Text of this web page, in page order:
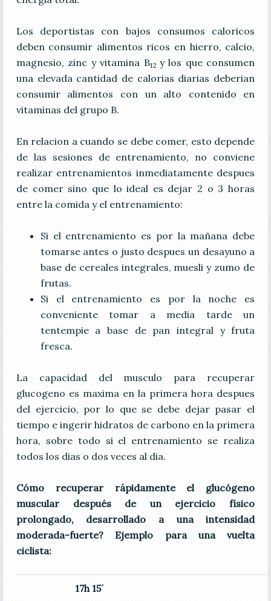
Los deportistas con bajos consumos caloricos
deben consumir alimentos ricos en hierro, calcio,
magnesio, zinc y vitamina B12 y los que consumen
una elevada cantidad de calorias diarias deberian
consumir alimentos con un alto contenido en
vitaminas del grupo B.
En relacion a cuando se debe comer, esto depende
de las sesiones de entrenamiento, no conviene
realizar entrenamientos inmediatamente despues
de comer sino que lo ideal es dejar 2 o 3 horas
entre la comida y el entrenamiento:
Si el entrenamiento es por la mañana debe
tomarse antes o justo despues un desayuno a
base de cereales integrales, muesli y zumo de
frutas.
Si el entrenamiento es por la noche es
conveniente tomar a media tarde un
tentempie a base de pan integral y fruta
fresca.
La capacidad del musculo para recuperar
glucogeno es maxima en la primera hora despues
del ejercicio, por lo que se debe dejar pasar el
tiempo e ingerir hidratos de carbono en la primera
hora, sobre todo si el entrenamiento se realiza
todos los dias o dos veces al dia.
Cómo recuperar rápidamente el glucógeno
muscular después de un ejercicio físico
prolongado, desarrollado a una intensidad
moderada-fuerte? Ejemplo para una vuelta
ciclista:
17h 15´